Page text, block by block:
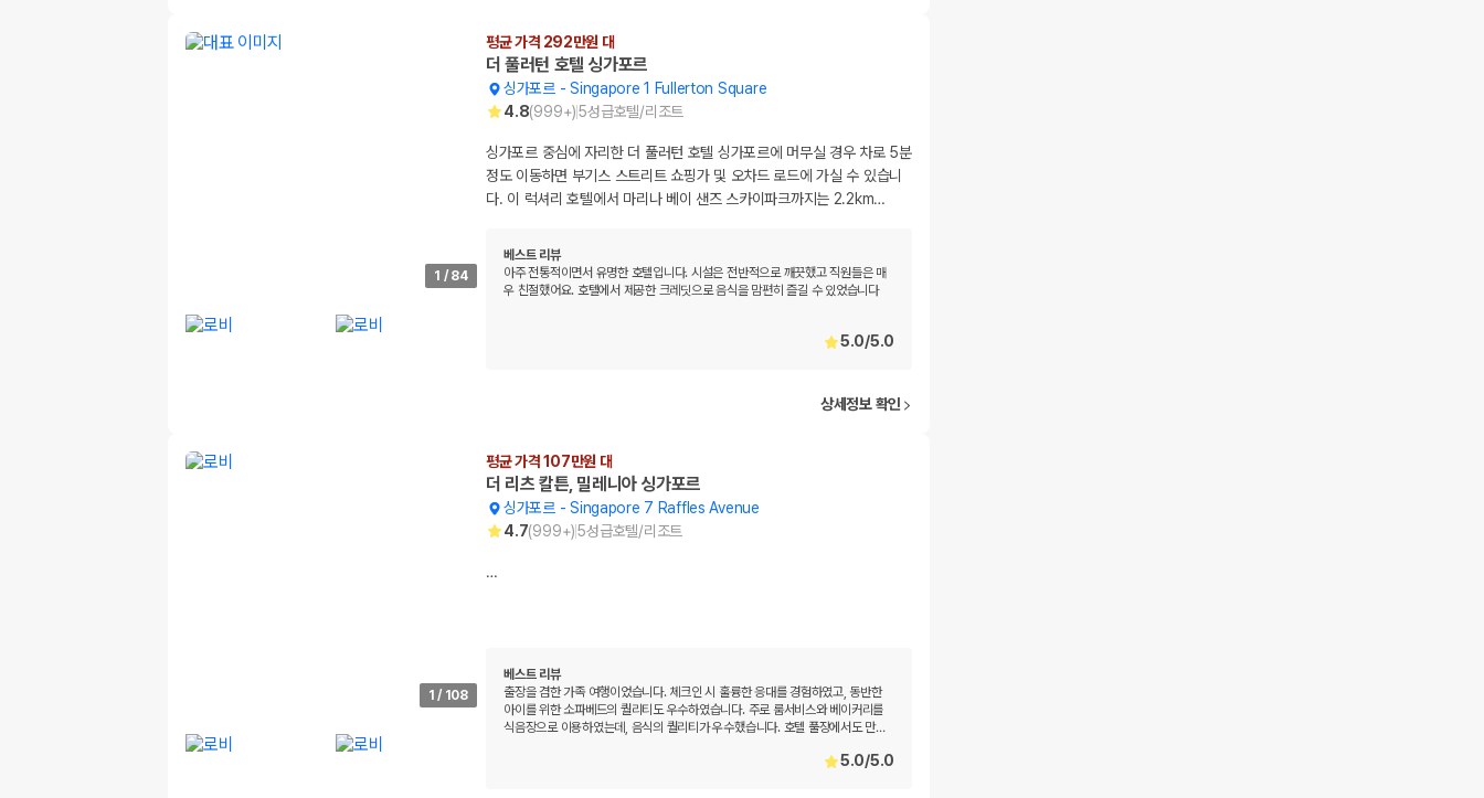
1 / 84
평균 가격 292만원 대
더 풀러턴 호텔 싱가포르
싱가포르 -Singapore 1 Fullerton Square
4.8(999+)5성급호텔/리조트
싱가포르 중심에 자리한 더 풀러턴 호텔 싱가포르에 머무실 경우 차로 5분
정도 이동하면 부기스 스트리트 쇼핑가 및 오차드 로드에 가실 수 있습니
다. 이 럭셔리 호텔에서 마리나 베이 샌즈 스카이파크까지는 2.2km…
베스트 리뷰
아주 전통적이면서 유명한 호텔입니다. 시설은 전반적으로 깨끗했고 직원들은 매
우 친절했어요. 호텔에서 제공한 크레딧으로 음식을 맘편히 즐길 수 있었습니다
5.0/5.0
상세정보 확인
1 / 108
평균 가격 107만원 대
더 리츠 칼튼, 밀레니아 싱가포르
싱가포르 -Singapore 7 Raffles Avenue
4.7(999+)5성급호텔/리조트
…
베스트 리뷰
출장을 겸한 가족 여행이었습니다. 체크인 시 훌륭한 응대를 경험하였고, 동반한
아이를 위한 소파베드의 퀄리티도 우수하였습니다. 주로 룸서비스와 베이커리를
식음장으로 이용하였는데, 음식의 퀄리티가 우수했습니다. 호텔 풀장에서도 만…
5.0/5.0